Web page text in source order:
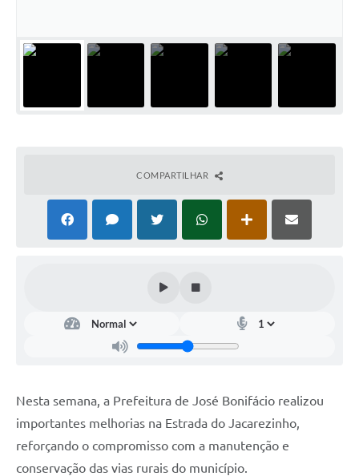
COMPARTILHAR
Nesta semana, a Prefeitura de José Bonifácio realizou
importantes melhorias na Estrada do Jacarezinho,
reforçando o compromisso com a manutenção e
conservação das vias rurais do município.